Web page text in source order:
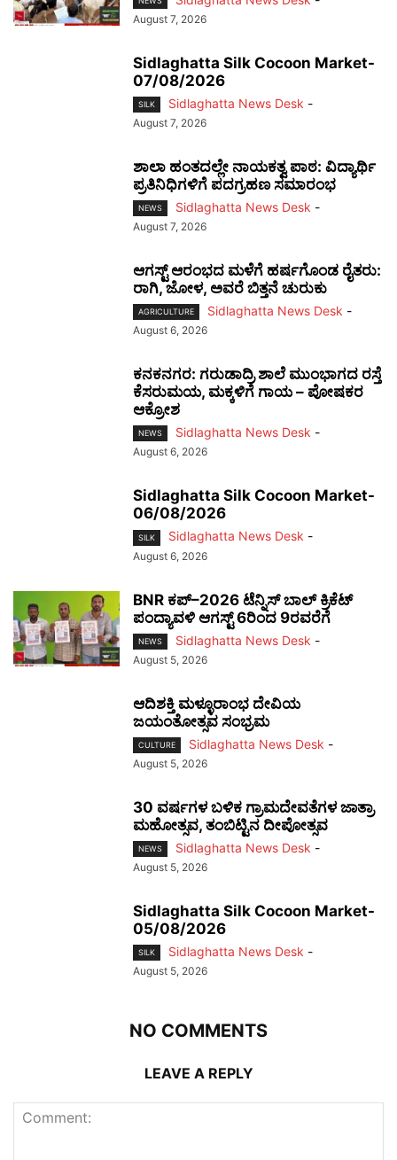
August 7, 2026
Sidlaghatta Silk Cocoon Market-
07/08/2026
SILK Sidlaghatta News Desk -
August 7, 2026
ಶಾಲಾ ಹಂತದಲ್ಲೇ ನಾಯಕತ್ವ ಪಾಠ: ವಿದ್ಯಾರ್ಥಿ
ಪ್ರತಿನಿಧಿಗಳಿಗೆ ಪದಗ್ರಹಣ ಸಮಾರಂಭ
NEWS Sidlaghatta News Desk -
August 7, 2026
ಆಗಸ್ಟ್ ಆರಂಭದ ಮಳೆಗೆ ಹರ್ಷಗೊಂಡ ರೈತರು:
ರಾಗಿ, ಜೋಳ, ಅವರೆ ಬಿತ್ತನೆ ಚುರುಕು
AGRICULTURE Sidlaghatta News Desk -
August 6, 2026
ಕನಕನಗರ: ಗರುಡಾದ್ರಿ ಶಾಲೆ ಮುಂಭಾಗದ ರಸ್ತೆ
ಕೆಸರುಮಯ, ಮಕ್ಕಳಿಗೆ ಗಾಯ – ಪೋಷಕರ
ಆಕ್ರೋಶ
NEWS Sidlaghatta News Desk -
August 6, 2026
Sidlaghatta Silk Cocoon Market-
06/08/2026
SILK Sidlaghatta News Desk -
August 6, 2026
BNR ಕಪ್–2026 ಟೆನ್ನಿಸ್ ಬಾಲ್ ಕ್ರಿಕೆಟ್
ಪಂದ್ಯಾವಳಿ ಆಗಸ್ಟ್ 6ರಿಂದ 9ರವರೆಗೆ
NEWS Sidlaghatta News Desk -
August 5, 2026
ಆದಿಶಕ್ತಿ ಮಳ್ಳೂರಾಂಭ ದೇವಿಯ
ಜಯಂತೋತ್ಸವ ಸಂಭ್ರಮ
CULTURE Sidlaghatta News Desk -
August 5, 2026
30 ವರ್ಷಗಳ ಬಳಿಕ ಗ್ರಾಮದೇವತೆಗಳ ಜಾತ್ರಾ
ಮಹೋತ್ಸವ, ತಂಬಿಟ್ಟಿನ ದೀಪೋತ್ಸವ
NEWS Sidlaghatta News Desk -
August 5, 2026
Sidlaghatta Silk Cocoon Market-
05/08/2026
SILK Sidlaghatta News Desk -
August 5, 2026
NO COMMENTS
LEAVE A REPLY